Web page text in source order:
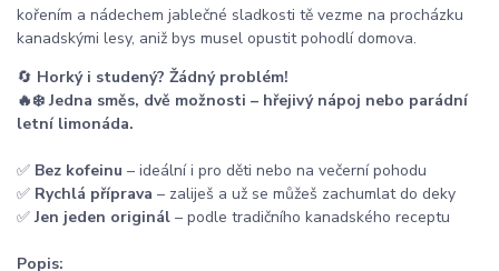
kořením a nádechem jablečné sladkosti tě vezme na procházku
kanadskými lesy, aniž bys musel opustit pohodlí domova.
🔄 Horký i studený? Žádný problém!
🔥❄️ Jedna směs, dvě možnosti – hřejivý nápoj nebo parádní
letní limonáda.
✅ Bez kofeinu – ideální i pro děti nebo na večerní pohodu
✅ Rychlá příprava – zaliješ a už se můžeš zachumlat do deky
✅Jen jeden originál – podle tradičního kanadského receptu
Popis: